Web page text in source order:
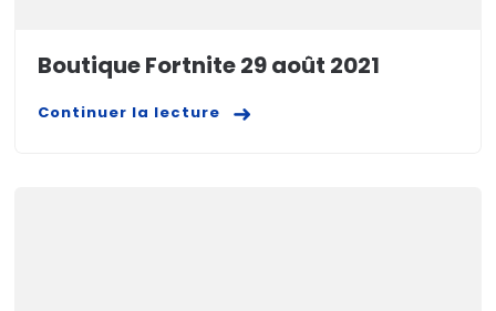
Boutique Fortnite 29 août 2021
Continuer la lecture